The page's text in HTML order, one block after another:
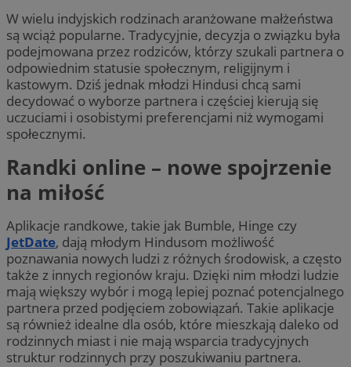
W wielu indyjskich rodzinach aranżowane małżeństwa
są wciąż popularne. Tradycyjnie, decyzja o związku była
podejmowana przez rodziców, którzy szukali partnera o
odpowiednim statusie społecznym, religijnym i
kastowym. Dziś jednak młodzi Hindusi chcą sami
decydować o wyborze partnera i częściej kierują się
uczuciami i osobistymi preferencjami niż wymogami
społecznymi.
Randki online – nowe spojrzenie
na miłość
Aplikacje randkowe, takie jak Bumble, Hinge czy
JetDate, dają młodym Hindusom możliwość
poznawania nowych ludzi z różnych środowisk, a często
także z innych regionów kraju. Dzięki nim młodzi ludzie
mają większy wybór i mogą lepiej poznać potencjalnego
partnera przed podjęciem zobowiązań. Takie aplikacje
są również idealne dla osób, które mieszkają daleko od
rodzinnych miast i nie mają wsparcia tradycyjnych
struktur rodzinnych przy poszukiwaniu partnera.